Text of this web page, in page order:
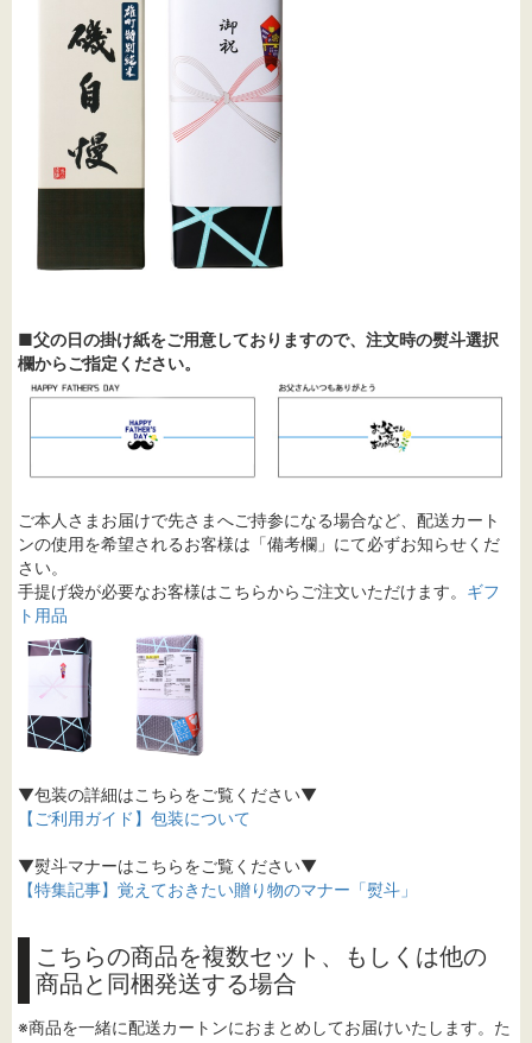
■父の日の掛け紙をご用意しておりますので、注文時の熨斗選択
欄からご指定ください。
ご本人さまお届けで先さまへご持参になる場合など、配送カート
ンの使用を希望されるお客様は「備考欄」にて必ずお知らせくだ
さい。
手提げ袋が必要なお客様はこちらからご注文いただけます。 ギフ
ト用品
▼包装の詳細はこちらをご覧ください▼
【ご利用ガイド】包装について
▼熨斗マナーはこちらをご覧ください▼
【特集記事】覚えておきたい贈り物のマナー「熨斗」
こちらの商品を複数セット、もしくは他の
商品と同梱発送する場合
※商品を一緒に配送カートンにおまとめしてお届けいたします。た